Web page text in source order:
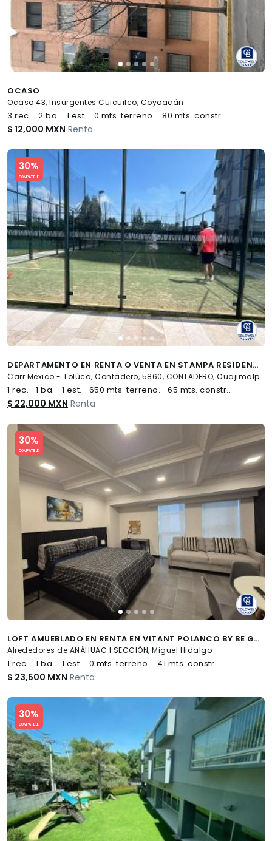
OCASO
Ocaso 43, Insurgentes Cuicuilco, Coyoacán
3 rec. 2 ba. 1 est. 0 mts. terreno. 80 mts. constr..
$ 12,000 MXN Renta
30%
COMPATIBLE
Slide 1 of 5
DEPARTAMENTO EN RENTA O VENTA EN STAMPA RESIDENCIAL CONTADERO, CUAJIMALPA, CDMX
Carr.Mexico - Toluca, Contadero, 5860, CONTADERO, Cuajimalpa de Morelos
1 rec. 1 ba. 1 est. 650 mts. terreno. 65 mts. constr..
$ 22,000 MXN Renta
30%
COMPATIBLE
Slide 1 of 5
LOFT AMUEBLADO EN RENTA EN VITANT POLANCO BY BE GRAND, ANÁHUAC I, MIGUEL HIDALGO, CDMX
Alrededores de ANÁHUAC I SECCIÓN, Miguel Hidalgo
1 rec. 1 ba. 1 est. 0 mts. terreno. 41 mts. constr..
$ 23,500 MXN Renta
30%
COMPATIBLE
Slide 1 of 5